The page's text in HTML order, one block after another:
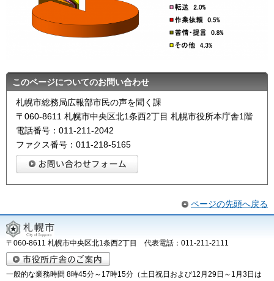
このページについてのお問い合わせ
札幌市総務局広報部市民の声を聞く課
〒060-8611 札幌市中央区北1条西2丁目 札幌市役所本庁舎1階
電話番号：011-211-2042
ファクス番号：011-218-5165
ページの先頭へ戻る
〒060-8611 札幌市中央区北1条西2丁目 代表電話：011-211-2111
一般的な業務時間 8時45分～17時15分（土日祝日および12月29日～1月3日は